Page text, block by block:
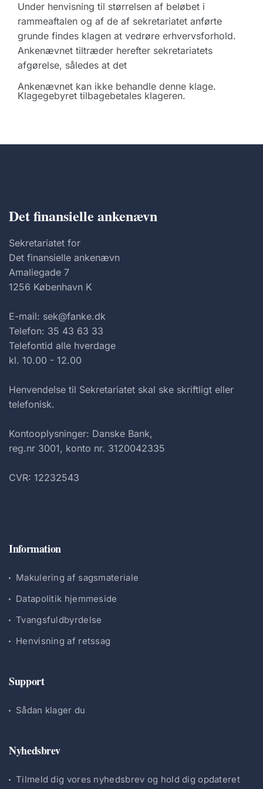
Under henvisning til størrelsen af beløbet i
rammeaftalen og af de af sekretariatet anførte
grunde findes klagen at vedrøre erhvervsforhold.
Ankenævnet tiltræder herefter sekretariatets
afgørelse, således at det
Ankenævnet kan ikke behandle denne klage.
Klagegebyret tilbagebetales klageren.
Det finansielle ankenævn
Sekretariatet for
Det finansielle ankenævn
Amaliegade 7
1256 København K
E-mail: sek@fanke.dk
Telefon: 35 43 63 33
Telefontid alle hverdage
kl. 10.00 - 12.00
Henvendelse til Sekretariatet skal ske skriftligt eller
telefonisk.
Kontooplysninger: Danske Bank,
reg.nr 3001, konto nr. 3120042335
CVR: 12232543
Information
Makulering af sagsmateriale
Datapolitik hjemmeside
Tvangsfuldbyrdelse
Henvisning af retssag
Support
Sådan klager du
Nyhedsbrev
Tilmeld dig vores nyhedsbrev og hold dig opdateret